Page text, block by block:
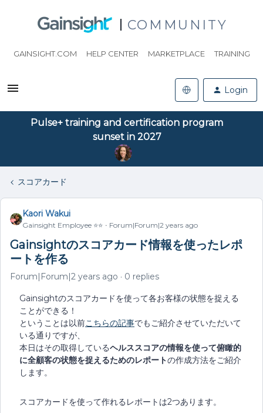
COMMUNITY
GAINSIGHT.COM HELP CENTER MARKETPLACE TRAINING
Login
Pulse+ training and certification program
sunset in 2027
スコアカード
Kaori Wakui
Gainsight Employee ⭐️⭐️ Forum|Forum|2 years ago
Gainsightのスコアカード情報を使ったレポ
ートを作る
Forum|Forum|2 years ago 0 replies
Gainsightのスコアカードを使って各お客様の状態を捉える
ことができる！
ということは以前こちらの記事でもご紹介させていただいて
いる通りですが、
本日はその取得しているヘルススコアの情報を使って俯瞰的
に全顧客の状態を捉えるためのレポートの作成方法をご紹介
します。
スコアカードを使って作れるレポートは2つあります。